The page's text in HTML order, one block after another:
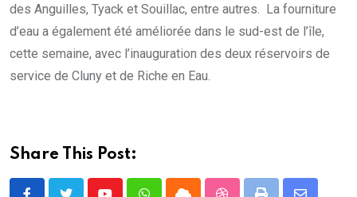
des Anguilles, Tyack et Souillac, entre autres. La fourniture
d’eau a également été améliorée dans le sud-est de l’île,
cette semaine, avec l’inauguration des deux réservoirs de
service de Cluny et de Riche en Eau.
Share This Post: